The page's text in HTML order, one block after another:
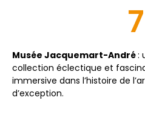
7
Musée Jacquemart-André:
collection éclectique et
immersive dans l’histoire de
d’exception.